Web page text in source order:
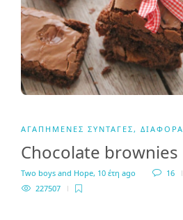
ΑΓΑΠΗΜΈΝΕΣ ΣΥΝΤΑΓΈΣ , ΔΙΆΦΟΡΑ
Chocolate brownies
Two boys and Hope, 10 έτη ago 16
227507